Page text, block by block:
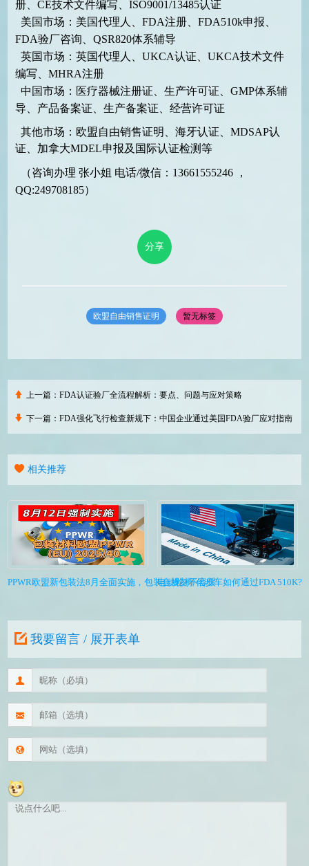
册、CE技术文件编写、ISO9001/13485认证
美国市场：美国代理人、FDA注册、FDA510k申报、
FDA验厂咨询、QSR820体系辅导
英国市场：英国代理人、UKCA认证、UKCA技术文件
编写、MHRA注册
中国市场：医疗器械注册证、生产许可证、GMP体系辅
导、产品备案证、生产备案证、经营许可证
其他市场：欧盟自由销售证明、海牙认证、MDSAP认
证、加拿大MDEL申报及国际认证检测等
（咨询办理 张小姐 电话/微信：13661555246 ，
QQ:249708185）
分享
欧盟自由销售证明 暂无标签
上一篇：FDA认证验厂全流程解析：要点、问题与应对策略
下一篇：FDA强化飞行检查新规下：中国企业通过美国FDA验厂应对指南
相关推荐
PPWR欧盟新包装法8月全面实施，包装合规刻不容缓电动轮椅/代步车如何通过FDA
我要留言 / 展开表单